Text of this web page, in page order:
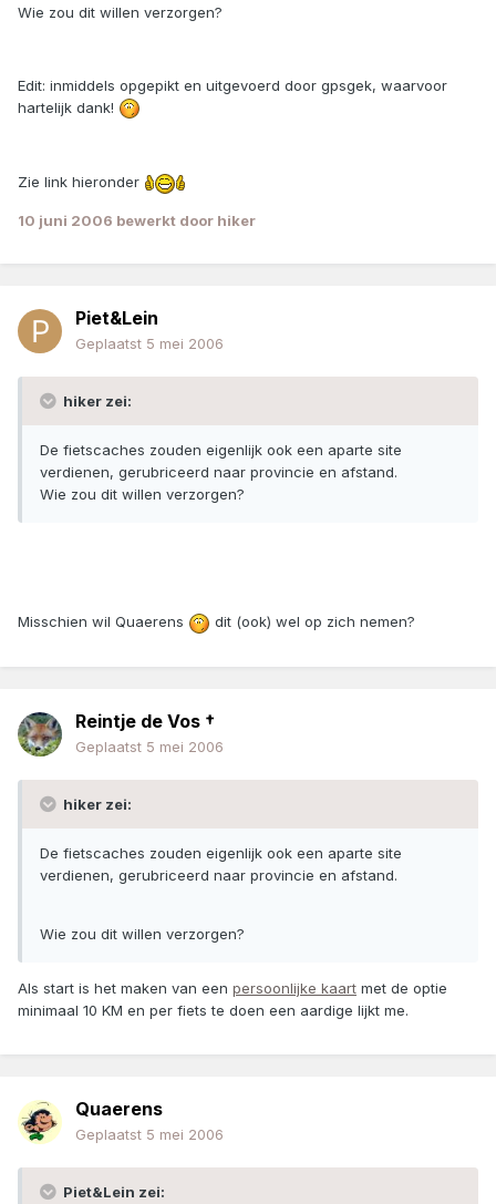
Wie zou dit willen verzorgen?
Edit: inmiddels opgepikt en uitgevoerd door gpsgek, waarvoor
hartelijk dank!
Zie link hieronder
10 juni 2006 bewerkt door hiker
Piet&Lein
Geplaatst 5 mei 2006
hiker zei:
De fietscaches zouden eigenlijk ook een aparte site
verdienen, gerubriceerd naar provincie en afstand.
Wie zou dit willen verzorgen?
Misschien wil Quaerens dit (ook) wel op zich nemen?
Reintje de Vos †
Geplaatst 5 mei 2006
hiker zei:
De fietscaches zouden eigenlijk ook een aparte site
verdienen, gerubriceerd naar provincie en afstand.
Wie zou dit willen verzorgen?
Als start is het maken van een persoonlijke kaart met de optie
minimaal 10 KM en per fiets te doen een aardige lijkt me.
Quaerens
Geplaatst 5 mei 2006
Piet&Lein zei: